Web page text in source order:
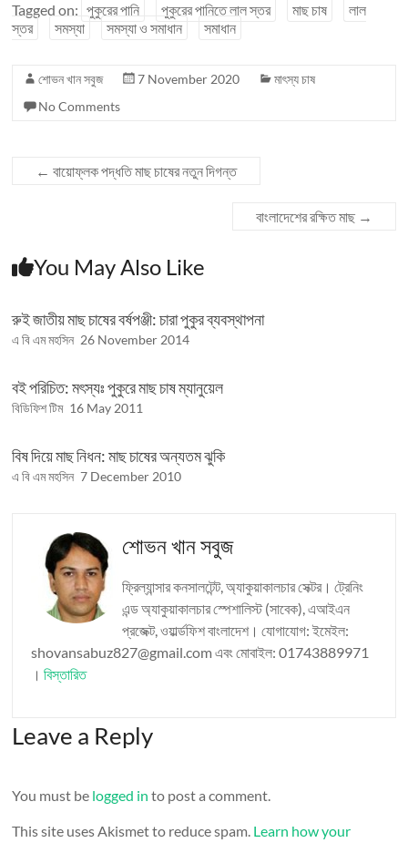
Tagged on: পুকুরের পানি পুকুরের পানিতে লাল স্তর মাছ চাষ
লাল
স্তর
সমস্যা সমস্যা ও সমাধান সমাধান
শোভন খান সবুজ 7 November 2020
মাৎস্য চাষ
No Comments
← বায়োফ্লক পদ্ধতি মাছ চাষের নতুন দিগন্ত
বাংলাদেশের রক্ষিত মাছ →
You May Also Like
রুই জাতীয় মাছ চাষের বর্ষপঞ্জী: চারা পুকুর ব্যবস্থাপনা
এ বি এম মহসিন 26 November 2014
বই পরিচিত: মৎস্যঃ পুকুরে মাছ চাষ ম্যানুয়েল
বিডিফিশ টিম 16 May 2011
বিষ দিয়ে মাছ নিধন: মাছ চাষের অন্যতম ঝুকি
এ বি এম মহসিন 7 December 2010
শোভন খান সবুজ
ফ্রিল্যান্সার কনসালটেন্ট, অ্যাকুয়াকালচার সেক্টর। ট্রেনিং
এন্ড অ্যাকুয়াকালচার স্পেশালিস্ট (সাবেক), এআইএন
প্রজেক্ট, ওয়ার্ল্ডফিশ বাংলাদেশ। যোগাযোগ: ইমেইল:
shovansabuz827@gmail.com এবং মোবাইল: 01743889971
।বিস্তারিত
Leave a Reply
You must be logged in to post a comment.
This site uses Akismet to reduce spam. Learn how your